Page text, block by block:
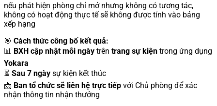
nếu phát hiện phòng chỉ mở nhưng không có tương tác,
không có hoạt động thực tế sẽ không được tính vào bảng
xếp hạng
🎯 Cách thức công bố kết quả:
📊 BXH cập nhật mỗi ngày trên trang sự kiện trong ứng dụng
Yokara
⏳ Sau 7 ngày sự kiện kết thúc
📩 Ban tổ chức sẽ liên hệ trực tiếp với Chủ phòng để xác
nhận thông tin nhận thưởng